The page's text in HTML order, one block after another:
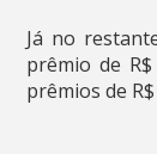
Já no
prêmio de
prêmios de